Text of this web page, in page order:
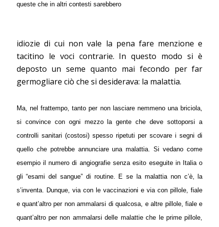
queste che in altri contesti sarebbero
idiozie di cui non vale la pena fare menzione e
tacitino le voci contrarie. In questo modo si è
deposto un seme quanto mai fecondo per far
germogliare ciò che si desiderava: la malattia.
Ma, nel frattempo, tanto per non lasciare nemmeno una briciola,
si convince con ogni mezzo la gente che deve sottoporsi a
controlli sanitari (costosi) spesso ripetuti per scovare i segni di
quello che potrebbe annunciare una malattia. Si vedano come
esempio il numero di angiografie senza esito eseguite in Italia o
gli “esami del sangue” di routine. E se la malattia non c’è, la
s’inventa. Dunque, via con le vaccinazioni e via con pillole, fiale
e quant’altro per non ammalarsi di qualcosa, e altre pillole, fiale e
quant’altro per non ammalarsi delle malattie che le prime pillole,